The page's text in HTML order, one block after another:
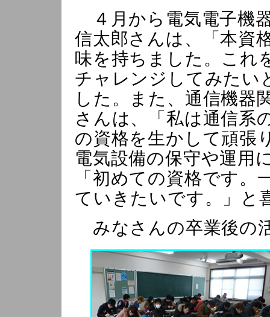
４月から電気電子機
信太郎さんは、「本資
味を持ちました。これ
チャレンジしてみたい
した。また、通信機器
さんは、「私は通信系
の資格を生かして頑張
電気設備の保守や運用
「初めての資格です
ていきたいです。」と
みなさんの卒業後の